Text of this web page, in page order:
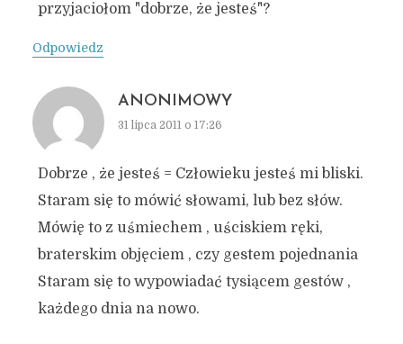
przyjaciołom "dobrze, że jesteś"?
Odpowiedz
ANONIMOWY
31 lipca 2011 o 17:26
Dobrze , że jesteś = Człowieku jesteś mi bliski.
Staram się to mówić słowami, lub bez słów.
Mówię to z uśmiechem , uściskiem ręki,
braterskim objęciem , czy gestem pojednania
Staram się to wypowiadać tysiącem gestów ,
każdego dnia na nowo.